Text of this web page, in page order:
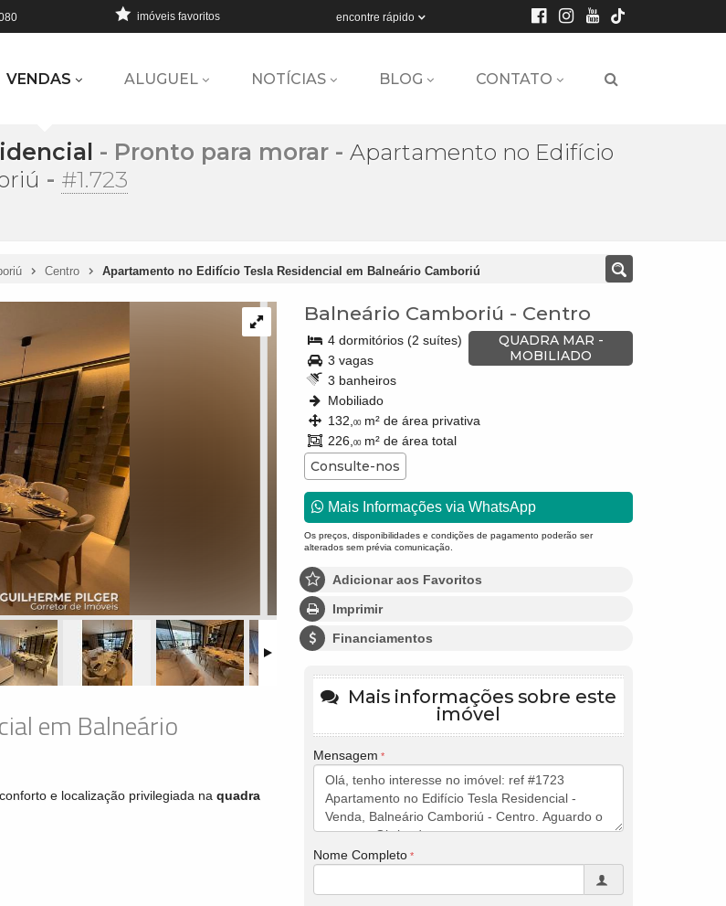
encontre rápido
imóveis favoritos
VENDAS ALUGUEL NOTÍCIAS BLOG CONTATO
- Pronto para morar - Apartamento no Edifício
- #1.723
Centro Apartamento no Edifício Tesla Residencial em Balneário Camboriú
em Balneário
e localização privilegiada na quadra
Balneário Camboriú - Centro
QUADRA MAR -
MOBILIADO
4 dormitórios (2 suítes)
3 vagas
3 banheiros
Mobiliado
132, 00m² de área privativa
226, 00m² de área total
Consulte-nos
Mais Informações via WhatsApp
Os preços, disponibilidades e condições de pagamento poderão ser
alterados sem prévia comunicação.
Adicionar aos Favoritos
Imprimir
Financiamentos
Mais informações sobre este
imóvel
Mensagem
Nome Completo